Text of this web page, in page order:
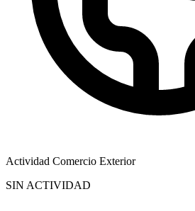
Actividad Comercio Exterior
SIN ACTIVIDAD